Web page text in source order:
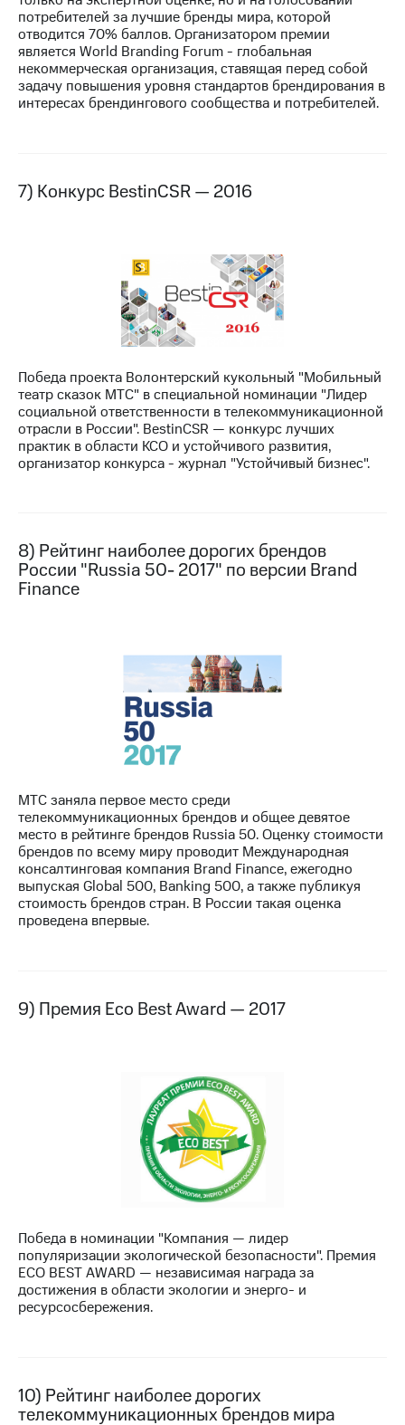
потребителей за лучшие бренды мира, которой
отводится 70% баллов. Организатором премии
является World Branding Forum - глобальная
некоммерческая организация, ставящая перед собой
задачу повышения уровня стандартов брендирования в
интересах брендингового сообщества и потребителей.
7) Конкурс BestinCSR — 2016
Победа проекта Волонтерский кукольный "Мобильный
театр сказок МТС" в специальной номинации "Лидер
социальной ответственности в телекоммуникационной
отрасли в России". BestinCSR — конкурс лучших
практик в области КСО и устойчивого развития,
организатор конкурса - журнал "Устойчивый бизнес".
8) Рейтинг наиболее дорогих брендов
России "Russia 50- 2017" по версии Brand
Finance
МТС заняла первое место среди
телекоммуникационных брендов и общее девятое
место в рейтинге брендов Russia 50. Оценку стоимости
брендов по всему миру проводит Международная
консалтинговая компания Brand Finance, ежегодно
выпуская Global 500, Banking 500, а также публикуя
стоимость брендов стран. В России такая оценка
проведена впервые.
9) Премия Eco Best Award — 2017
Победа в номинации "Компания — лидер
популяризации экологической безопасности". Премия
ECO BEST AWARD — независимая награда за
достижения в области экологии и энерго- и
ресурсосбережения.
10) Рейтинг наиболее дорогих
телекоммуникационных брендов мира